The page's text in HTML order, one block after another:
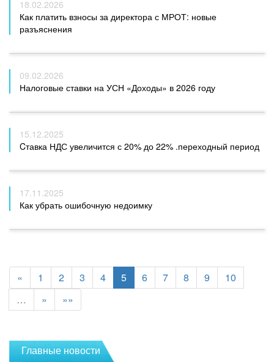
18.02.2026
Как платить взносы за директора с МРОТ: новые
разъяснения
09.02.2026
Налоговые ставки на УСН «Доходы» в 2026 году
15.12.2025
Cтавка НДС увеличится с 20% до 22% .переходный период
17.11.2025
Как убрать ошибочную недоимку
« 1 2 3 4 5 6 7 8 9
10
…
» »»
Главные новости